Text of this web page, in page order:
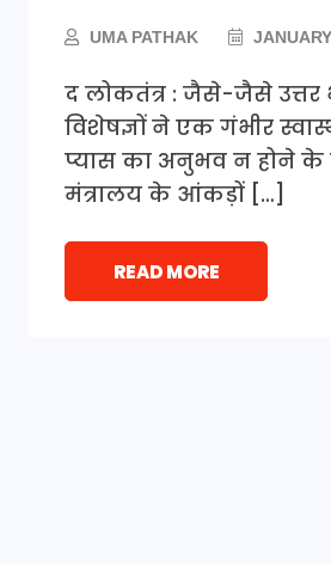
UMA PATHAK
द लोकतंत्र : जैसे-जैसे उत्तर
विशेषज्ञों ने एक गंभीर
प्यास का अनुभव न होने के
मंत्रालय के आंकड़ों […]
READ MORE